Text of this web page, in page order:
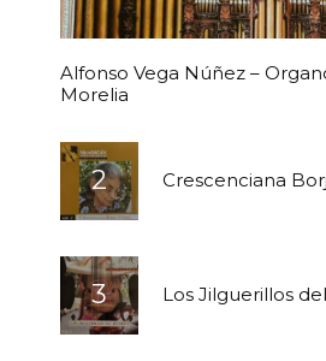
Alfonso Vega Núñez –
Morelia
Crescenciana
Los Jilguerillos